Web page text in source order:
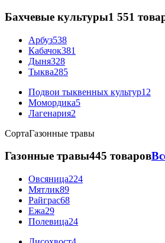
Бахчевые культуры1 551
Арбуз538
Кабачок381
Дыня328
Тыква285
Подвои тыквенных культур12
Момордика5
Лагенария2
СортаГазонные травы
Газонные травы445 товаров
Овсяница224
Мятлик89
Райграс68
Ежа29
Полевица24